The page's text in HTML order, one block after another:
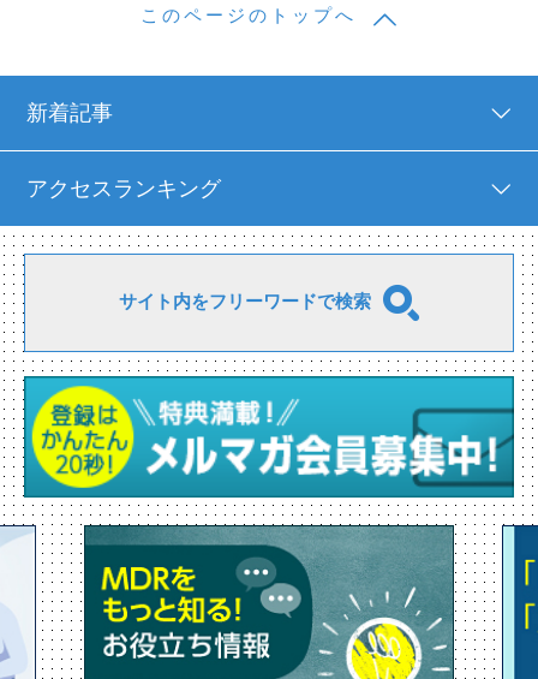
このページのトップへ
新着記事
アクセスランキング
サイト内をフリーワードで検索